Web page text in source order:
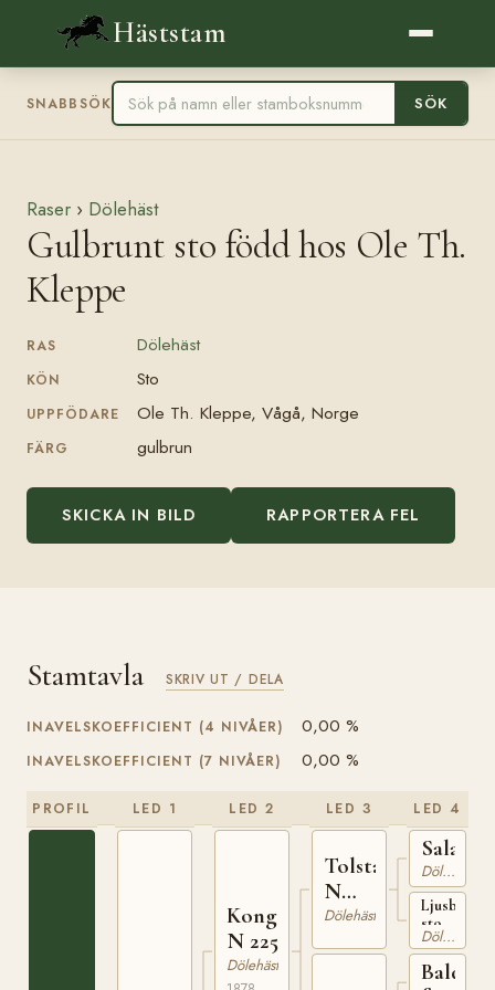
Häststam
SNABBSÖK SÖK
Raser › Dölehäst
Gulbrunt sto född hos Ole Th.
Kleppe
RAS Dölehäst
KÖN Sto
UPPFÖDARE Ole Th. Kleppe, Vågå, Norge
FÄRG gulbrun
SKICKA IN BILD RAPPORTERA FEL
Stamtavla SKRIV UT / DELA
INAVELSKOEFFICIENT (4 NIVÅER) 0,00 %
INAVELSKOEFFICIENT (7 NIVÅER) 0,00 %
PROFIL LED 1 LED 2
Kongslibrun
N 225
Dölehäst
LED 3
Tolstadbrun
N
166
Dölehäst
LED 4
Dölehäst
Ljusbrunt
sto
född
omkring
1863
Dölehäst
Balder